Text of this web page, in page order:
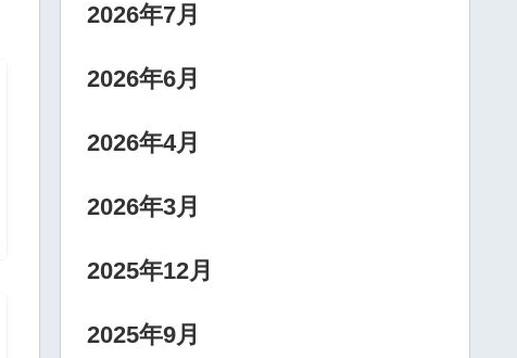
2026年7月
2026年6月
2026年4月
2026年3月
2025年12月
2025年9月